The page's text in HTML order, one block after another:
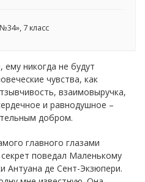
7 класс
ему никогда не будут
чувства, как
взаимовыручка,
и равнодушное –
добром.
главного глазами
поведал Маленькому
Антуана де Сент-Экзюпери.